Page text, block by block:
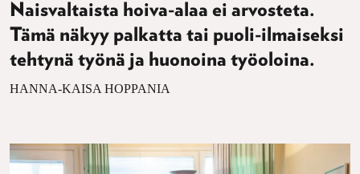
Naisvaltaista hoiva-alaa ei arvosteta.
Tämä näkyy palkatta tai puoli-ilmaiseksi
tehtynä työnä ja huonoina työoloina.
HANNA-KAISA HOPPANIA